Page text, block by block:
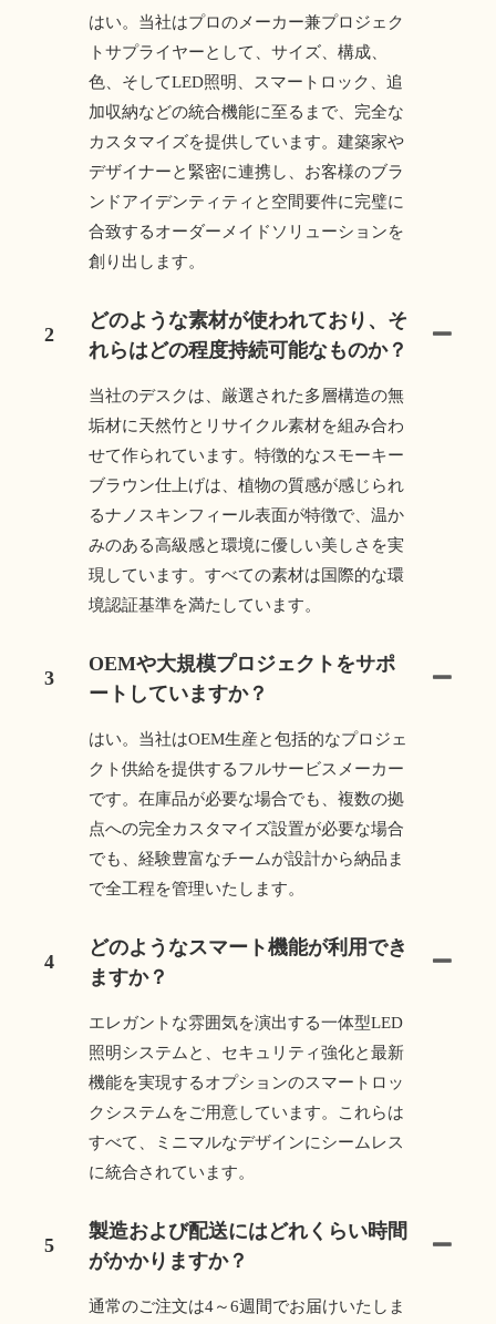
はい。当社はプロのメーカー兼プロジェク
トサプライヤーとして、サイズ、構成、
色、そしてLED照明、スマートロック、追
加収納などの統合機能に至るまで、完全な
カスタマイズを提供しています。建築家や
デザイナーと緊密に連携し、お客様のブラ
ンドアイデンティティと空間要件に完璧に
合致するオーダーメイドソリューションを
創り出します。
2
どのような素材が使われており、そ
れらはどの程度持続可能なものか？
当社のデスクは、厳選された多層構造の無
垢材に天然竹とリサイクル素材を組み合わ
せて作られています。特徴的なスモーキー
ブラウン仕上げは、植物の質感が感じられ
るナノスキンフィール表面が特徴で、温か
みのある高級感と環境に優しい美しさを実
現しています。すべての素材は国際的な環
境認証基準を満たしています。
3
OEMや大規模プロジェクトをサポ
ートしていますか？
はい。当社はOEM生産と包括的なプロジェ
クト供給を提供するフルサービスメーカー
です。在庫品が必要な場合でも、複数の拠
点への完全カスタマイズ設置が必要な場合
でも、経験豊富なチームが設計から納品ま
で全工程を管理いたします。
4
どのようなスマート機能が利用でき
ますか？
エレガントな雰囲気を演出する一体型LED
照明システムと、セキュリティ強化と最新
機能を実現するオプションのスマートロッ
クシステムをご用意しています。これらは
すべて、ミニマルなデザインにシームレス
に統合されています。
5
製造および配送にはどれくらい時間
がかかりますか？
通常のご注文は4～6週間でお届けいたしま